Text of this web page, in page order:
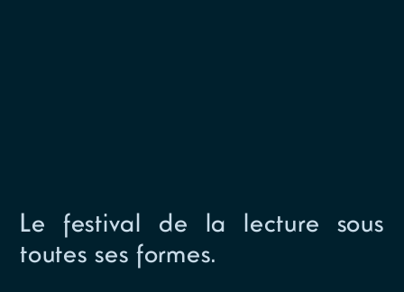
Le festival de la lecture sous
toutes ses formes.